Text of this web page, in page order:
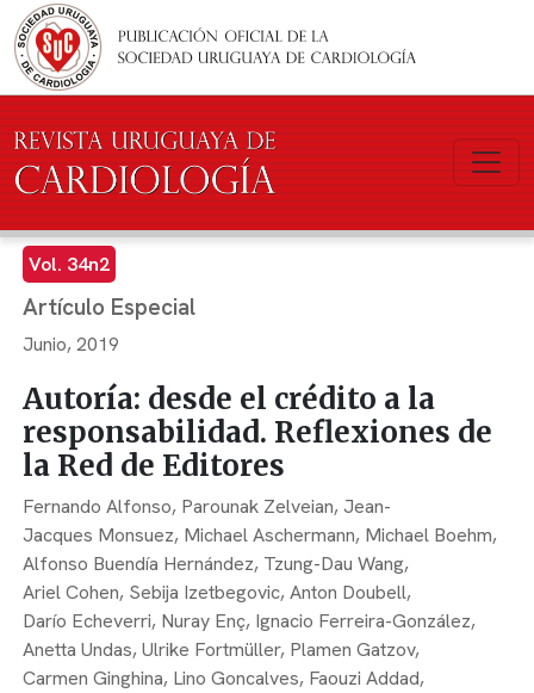
Pasar al contenido principal
Vol. 34n2
Artículo Especial
Junio, 2019
Autoría: desde el crédito a la
responsabilidad. Reflexiones de
la Red de Editores
Fernando Alfonso, Parounak Zelveian,Jean-
Jacques Monsuez, Michael Aschermann, Michael Boehm,
Alfonso Buendía Hernández, Tzung-Dau Wang,
Ariel Cohen, Sebija Izetbegovic,Anton Doubell,
Darío Echeverri, Nuray Enç, Ignacio Ferreira-González,
Anetta Undas,Ulrike Fortmüller, Plamen Gatzov,
Carmen Ginghina, Lino Goncalves, Faouzi Addad,